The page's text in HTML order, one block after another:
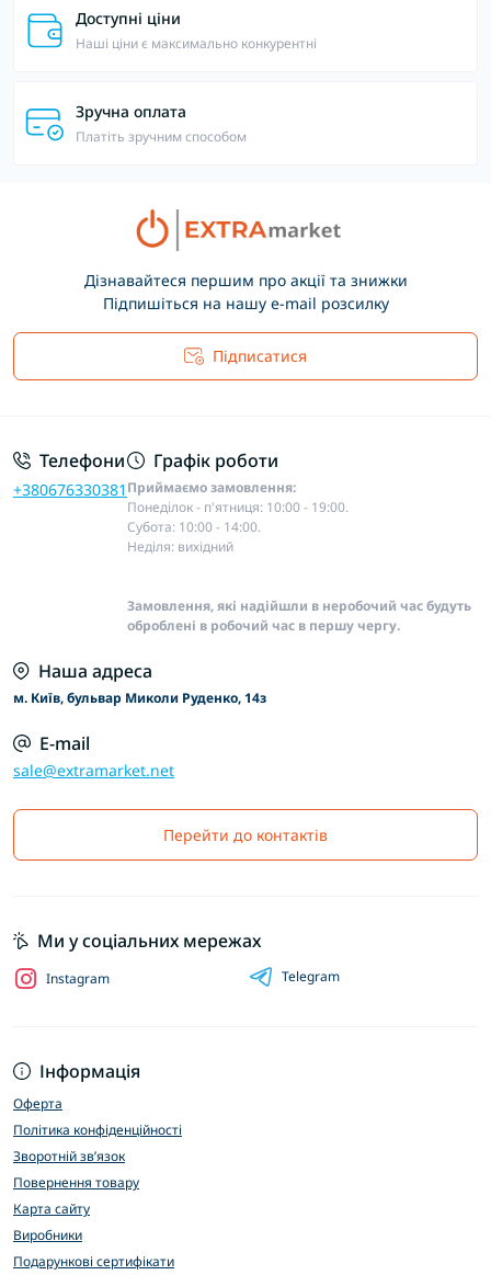
Доступні ціни
Наші ціни є максимально конкурентні
Зручна оплата
Платіть зручним способом
Дізнавайтеся першим про акції та знижки
Підпишіться на нашу e-mail розсилку
Підписатися
Телефони
+380676330381
Графік роботи
Приймаємо замовлення:
Понеділок - п'ятниця: 10:00 - 19:00.
Субота: 10:00 - 14:00.
Неділя: вихідний
Замовлення, які надійшли в неробочий час будуть
оброблені в робочий час в першу чергу.
Наша адреса
м. Київ, бульвар Миколи Руденко, 14з
E-mail
sale@extramarket.net
Перейти до контактів
Інформація
Оферта
Політика конфіденційності
Зворотній зв’язок
Повернення товару
Карта сайту
Виробники
Подарункові сертифікати
Ми у соціальних мережах
Instagram Telegram